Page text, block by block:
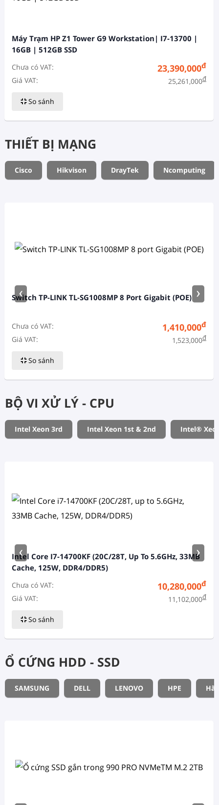
Máy Trạm HP Z1 Tower G9 Workstation| I7-13700 |
16GB | 512GB SSD
Chưa có VAT: 23,390,000đ
Giá VAT: 25,261,000đ
So sánh
THIẾT BỊ MẠNG
Cisco Hikvison DrayTek Ncomputing
Switch TP-LINK TL-SG1008MP 8 Port Gigabit (POE)
Chưa có VAT: 1,410,000đ
Giá VAT: 1,523,000đ
So sánh
‹ ›
BỘ VI XỬ LÝ - CPU
Intel Xeon 3rd Intel Xeon 1st & 2nd Intel®
Intel Core I7-14700KF (20C/28T, Up To 5.6GHz, 33MB
Cache, 125W, DDR4/DDR5)
Chưa có VAT: 10,280,000đ
Giá VAT: 11,102,000đ
So sánh
‹ ›
Ổ CỨNG HDD - SSD
SAMSUNG DELL LENOVO HPE